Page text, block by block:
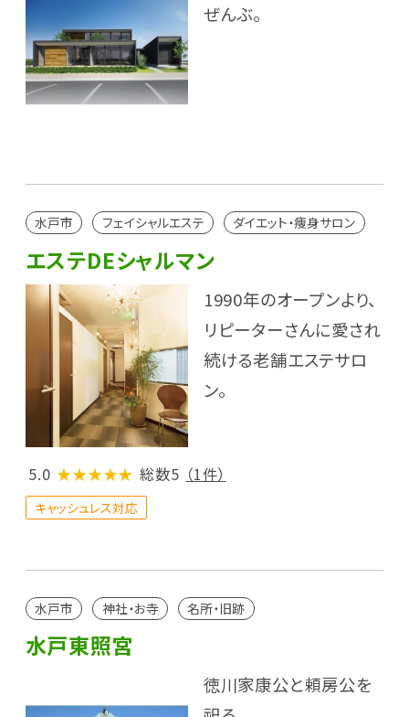
ぜんぶ。
水戸市 フェイシャルエステ ダイエット・痩身サロン
エステDEシャルマン
1990年のオープンより、
リピーターさんに愛され
続ける老舗エステサロ
ン。
5.0 ★★★★★ 総数5 （1件）
キャッシュレス対応
水戸市 神社・お寺 名所・旧跡
水戸東照宮
徳川家康公と頼房公を